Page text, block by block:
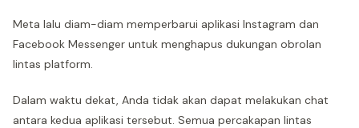
Meta lalu diam-diam memperbarui aplikasi Instagram dan
Facebook Messenger untuk menghapus dukungan obrolan
lintas platform.
Dalam waktu dekat, Anda tidak akan dapat melakukan chat
antara kedua aplikasi tersebut. Semua percakapan lintas